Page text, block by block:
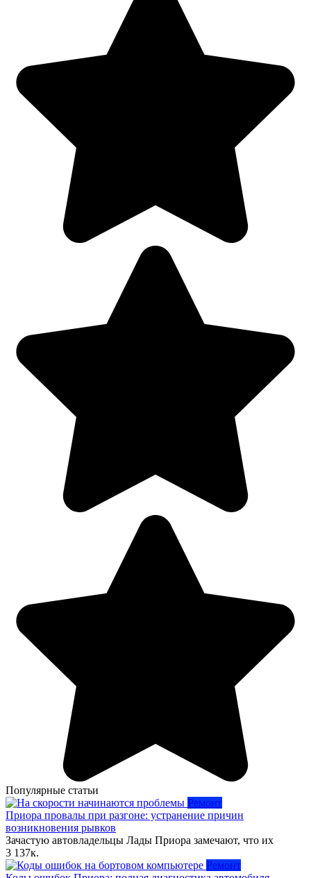
Популярные статьи
Ремонт
Приора провалы при разгоне: устранение причин
возникновения рывков
Зачастую автовладельцы Лады Приора замечают, что их
3 137к.
Ремонт